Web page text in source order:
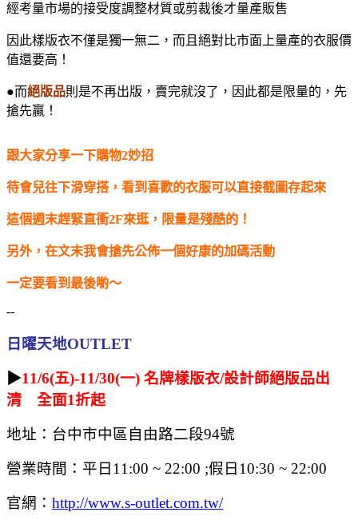
經考量市場的接受度調整材質或剪裁後才量產販售
因此樣版衣不僅是獨一無二，而且絕對比市面上量產的衣服價
值還要高！
●而絕版品則是不再出版，賣完就沒了，因此都是限量的，先
搶先贏！
跟大家分享一下購物2妙招
待會兒往下滑穿搭，看到喜歡的衣服可以直接截圖存起來
這個週末趕緊直衝2F來逛，限量是殘酷的！
另外，在文末我會搶先公佈一個好康的加碼活動
一定要看到最後喲～
--
日曜天地OUTLET
▶11/6(五)-11/30(一) 名牌樣版衣/設計師絕版品出
清 全面1折起
地址：台中市中區自由路二段94號
營業時間：平日11:00 ~ 22:00 ;假日10:30 ~ 22:00
官網： http://www.s-outlet.com.tw/